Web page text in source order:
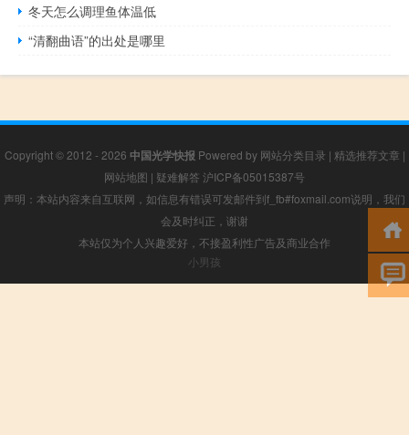
冬天怎么调理鱼体温低
“清翻曲语”的出处是哪里
Copyright © 2012 - 2026 中国光学快报 Powered by 网站分类目录 | 精选推荐文章 |
网站地图 | 疑难解答 沪ICP备05015387号
声明：本站内容来自互联网，如信息有错误可发邮件到f_fb#foxmail.com说明，我们
会及时纠正，谢谢
本站仅为个人兴趣爱好，不接盈利性广告及商业合作
小男孩